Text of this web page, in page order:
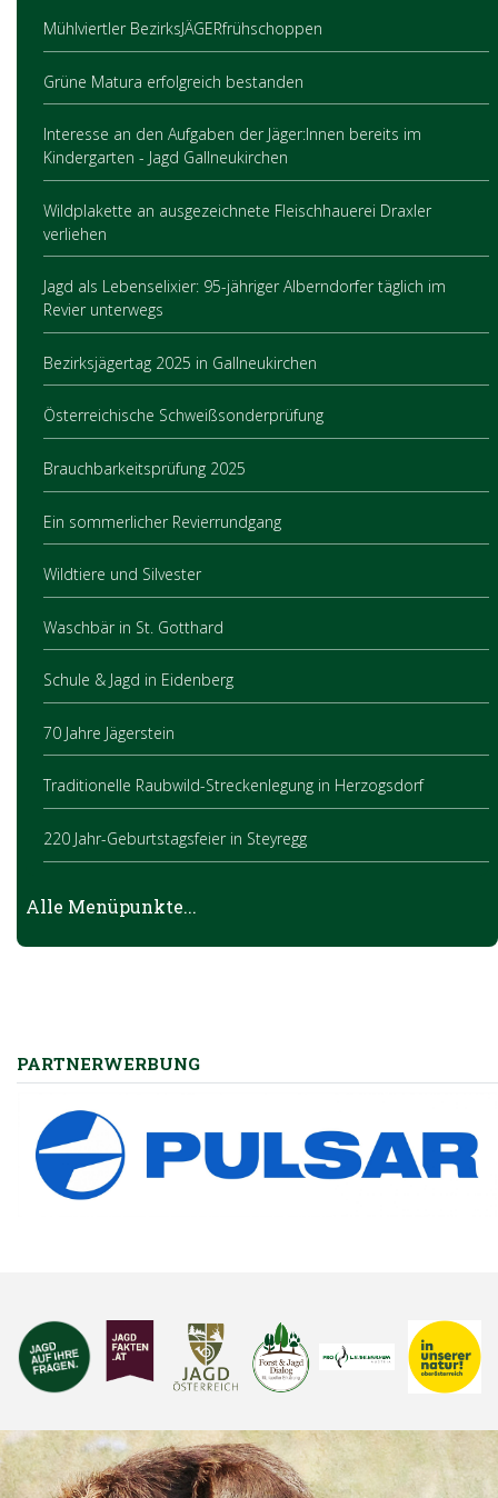
Mühlviertler BezirksJÄGERfrühschoppen
Grüne Matura erfolgreich bestanden
Interesse an den Aufgaben der Jäger:Innen bereits im
Kindergarten - Jagd Gallneukirchen
Wildplakette an ausgezeichnete Fleischhauerei Draxler
verliehen
Jagd als Lebenselixier: 95-jähriger Alberndorfer täglich im
Revier unterwegs
Bezirksjägertag 2025 in Gallneukirchen
Österreichische Schweißsonderprüfung
Brauchbarkeitsprüfung 2025
Ein sommerlicher Revierrundgang
Wildtiere und Silvester
Waschbär in St. Gotthard
Schule & Jagd in Eidenberg
70 Jahre Jägerstein
Traditionelle Raubwild-Streckenlegung in Herzogsdorf
220 Jahr-Geburtstagsfeier in Steyregg
Jagd im Dialog – Landesrätin Michaela Langer-Weninger traf
Frühlingserwachen in der Natur
Jungwildrettung zur Mähzeit
Kundenzone – die neue Förderplattform des OÖ
Landesjagdverbandes
Alle Menüpunkte...
PARTNERWERBUNG